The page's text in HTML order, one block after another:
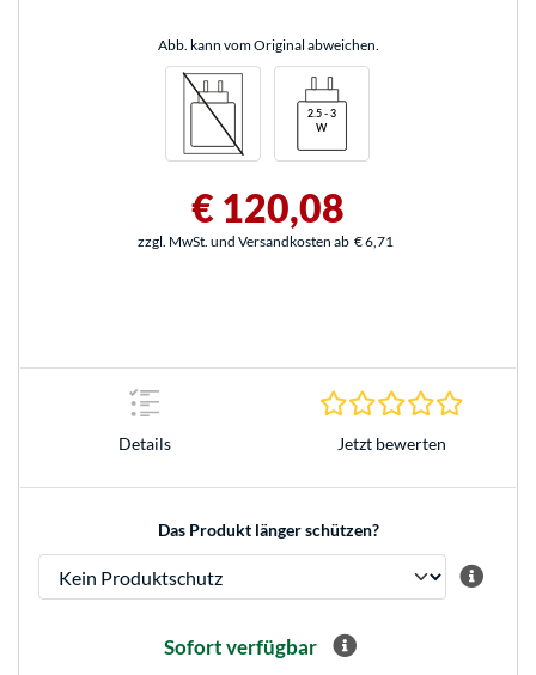
Abb. kann vom Original abweichen.
€ 120,08
zzgl. MwSt. und Versandkosten ab € 6,71
Details Jetzt bewerten
Das Produkt länger schützen?
Sofort verfügbar